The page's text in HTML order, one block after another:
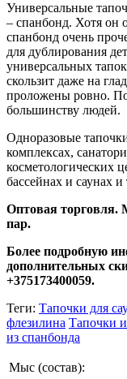
Универсальные
– спанбонд. Хотя он
спанбонд очень
для дублирования
универсальных
скользит даже на
проложены ровно.
большинству людей.
Одноразовые
комплексах,
косметологических
бассейнах и саунах и
Оптовая торговля.
пар.
Более подробную
дополнительных
+375173400059.
Теги: Тапочки для
флезилина Тапочки
из спанбонда
Мыс (состав):